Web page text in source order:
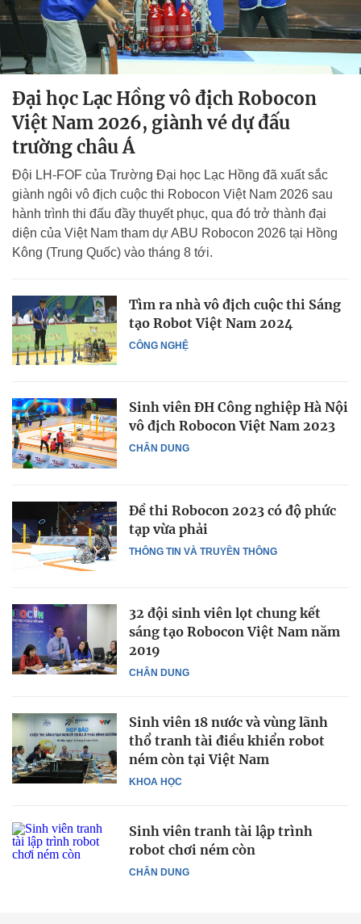
Đại học Lạc Hồng vô địch Robocon
Việt Nam 2026, giành vé dự đấu
trường châu Á
Đội LH-FOF của Trường Đại học Lạc Hồng đã xuất sắc
giành ngôi vô địch cuộc thi Robocon Việt Nam 2026 sau
hành trình thi đấu đầy thuyết phục, qua đó trở thành đại
diện của Việt Nam tham dự ABU Robocon 2026 tại Hồng
Kông (Trung Quốc) vào tháng 8 tới.
CÔNG NGHỆ
Tìm ra nhà vô địch cuộc thi Sáng
tạo Robot Việt Nam 2024
CHÂN DUNG
Sinh viên ĐH Công nghiệp Hà Nội
vô địch Robocon Việt Nam 2023
THÔNG TIN VÀ TRUYỀN THÔNG
Đề thi Robocon 2023 có độ phức
tạp vừa phải
CHÂN DUNG
32 đội sinh viên lọt chung kết
sáng tạo Robocon Việt Nam năm
2019
KHOA HỌC
Sinh viên 18 nước và vùng lãnh
thổ tranh tài điều khiển robot
ném còn tại Việt Nam
CHÂN DUNG
Sinh viên tranh tài lập trình
robot chơi ném còn